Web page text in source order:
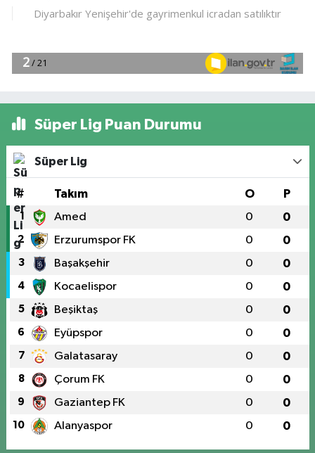
Süper Lig Puan Durumu
Süper Lig
# Takım O P
1 Amed 0 0
2 Erzurumspor FK 0 0
3 Başakşehir 0 0
4 Kocaelispor 0 0
5 Beşiktaş 0 0
6 Eyüpspor 0 0
7 Galatasaray 0 0
8 Çorum FK 0 0
9 Gaziantep FK 0 0
10 Alanyaspor 0 0